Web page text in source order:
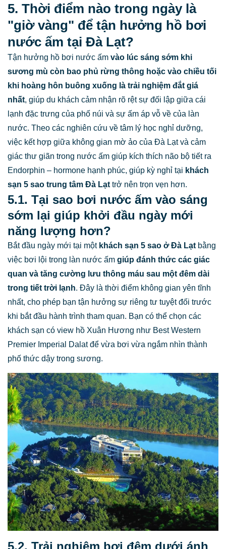
5. Thời điểm nào trong ngày là
"giờ vàng" để tận hưởng hồ bơi
nước ấm tại Đà Lạt?
Tận hưởng hồ bơi nước ấm vào lúc sáng sớm khi
sương mù còn bao phủ rừng thông hoặc vào chiều tối
khi hoàng hôn buông xuống là trải nghiệm đắt giá
nhất, giúp du khách cảm nhận rõ rệt sự đối lập giữa cái
lạnh đặc trưng của phố núi và sự ấm áp vỗ về của làn
nước. Theo các nghiên cứu về tâm lý học nghỉ dưỡng,
việc kết hợp giữa không gian mờ ảo của Đà Lạt và cảm
giác thư giãn trong nước ấm giúp kích thích não bộ tiết ra
Endorphin – hormone hạnh phúc, giúp kỳ nghỉ tại khách
sạn 5 sao trung tâm Đà Lạt trở nên trọn vẹn hơn.
5.1. Tại sao bơi nước ấm vào sáng
sớm lại giúp khởi đầu ngày mới
năng lượng hơn?
Bắt đầu ngày mới tại một khách sạn 5 sao ở Đà Lạt bằng
việc bơi lội trong làn nước ấm giúp đánh thức các giác
quan và tăng cường lưu thông máu sau một đêm dài
trong tiết trời lạnh. Đây là thời điểm không gian yên tĩnh
nhất, cho phép bạn tận hưởng sự riêng tư tuyệt đối trước
khi bắt đầu hành trình tham quan. Bạn có thể chọn các
khách sạn có view hồ Xuân Hương như Best Western
Premier Imperial Dalat để vừa bơi vừa ngắm nhìn thành
phố thức dậy trong sương.